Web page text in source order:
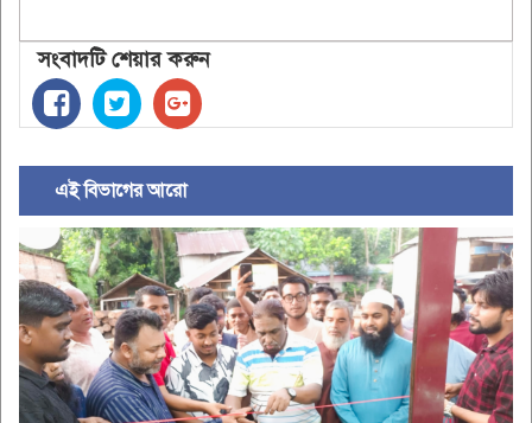
সংবাদটি শেয়ার করুন
এই বিভাগের আরো